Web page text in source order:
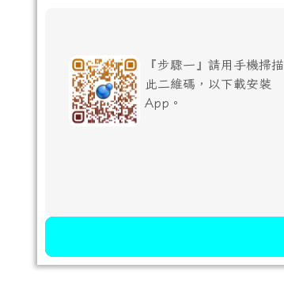
『步驟一』請用手機掃描
此二維碼，以下載安裝
App。